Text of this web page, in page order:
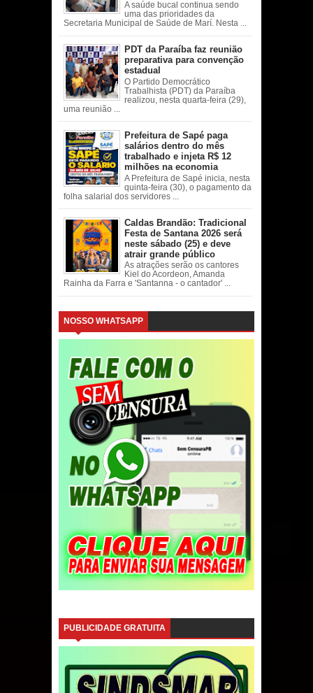
A saúde bucal continua sendo
uma das prioridades da
Secretaria Municipal de Saúde de Marí. Nesta ...
PDT da Paraíba faz reunião
preparativa para convenção
estadual
O Partido Democrático
Trabalhista (PDT) da Paraíba
realizou, nesta quarta-feira (29),
uma reunião ...
Prefeitura de Sapé paga
salários dentro do mês
trabalhado e injeta R$ 12
milhões na economia
A Prefeitura de Sapé inicia, nesta
quinta-feira (30), o pagamento da
folha salarial dos servidores ...
Caldas Brandão: Tradicional
Festa de Santana 2026 será
neste sábado (25) e deve
atrair grande público
As atrações serão os cantores
Kiel do Acordeon, Amanda
Rainha da Farra e 'Santanna - o cantador' ...
NOSSO WHATSAPP
PUBLICIDADE GRATUITA